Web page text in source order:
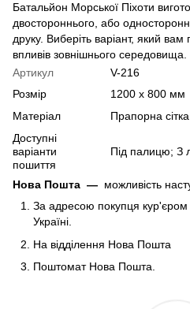
Батальйон Морської Піхоти
двостороннього, або
друку. Виберіть варіант, який вам
впливів зовнішнього
Артикул
V-216
Розмір
1200 х 800 мм
Матеріал
Прапорна сітка
Доступні
варіанти
пошиття
Під палицю; З
Нова Пошта — можливість
За адресою покупця
Україні.
На відділення Нова Пошта
Поштомат Нова Пошта.